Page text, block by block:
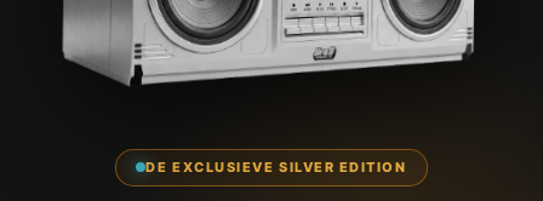
DE EXCLUSIEVE SILVER EDITION